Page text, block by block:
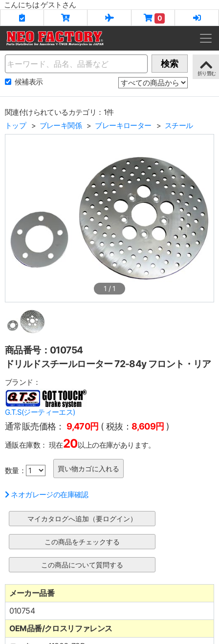
こんにちは ゲストさん
0
Name 検索
候補表示
関連付けられているカテゴリ：1件
トップ
ブレーキ関係 ブレーキローター スチール
1 / 1
商品番号：010754
ドリルドスチールローター 72-84y フロント・リア
ブランド：
G.T.S(ジーティーエス)
通常販売価格： 9,470円 ( 税抜： 8,609円 )
通販在庫数： 現在20以上の在庫があります。
数量：
ネオガレージの在庫確認
メーカー品番
010754
OEM品番/クロスリファレンス